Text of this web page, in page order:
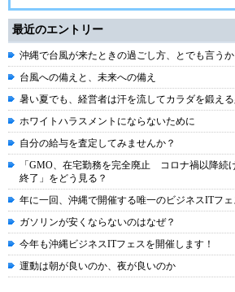
最近のエントリー
沖縄で台風が来たときの過ごし方、とでも言うか
台風への備えと、未来への備え
暑い夏でも、経営者は汗を流してカラダを鍛え
ホワイトハラスメントにならないために
自分の給与を査定してみませんか？
「GMO、在宅勤務を完全廃止 コロナ禍以降続
終了」をどう見る？
年に一回、沖縄で開催する唯一のビジネスITフェ
ガソリンが安くならないのはなぜ？
今年も沖縄ビジネスITフェスを開催します！
運動は朝が良いのか、夜が良いのか